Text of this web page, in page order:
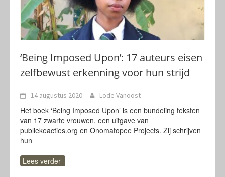
‘Being Imposed Upon’: 17 auteurs eisen
zelfbewust erkenning voor hun strijd
14 augustus 2020 Lode Vanoost
Het boek ‘Being Imposed Upon’ is een bundeling teksten
van 17 zwarte vrouwen, een uitgave van
publiekeacties.org en Onomatopee Projects. Zij schrijven
hun
Lees verder